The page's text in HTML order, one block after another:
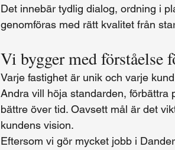
Det innebär tydlig dialog, ordning i
genomföras med rätt kvalitet från
Vi bygger med förståelse
Varje fastighet är unik och varje
Andra vill höja standarden, förbättra
bättre över tid. Oavsett mål är det
kundens vision.
Eftersom vi gör mycket jobb i